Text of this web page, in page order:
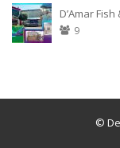
D’Amar
9
©